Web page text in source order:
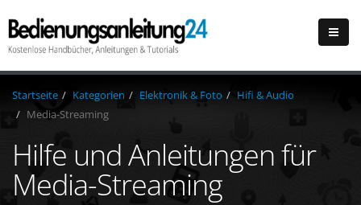
Startseite Kategorien Elektronik & Foto
Hifi & Audio
Media-Streaming
Hilfe und Anleitungen für
Media-Streaming